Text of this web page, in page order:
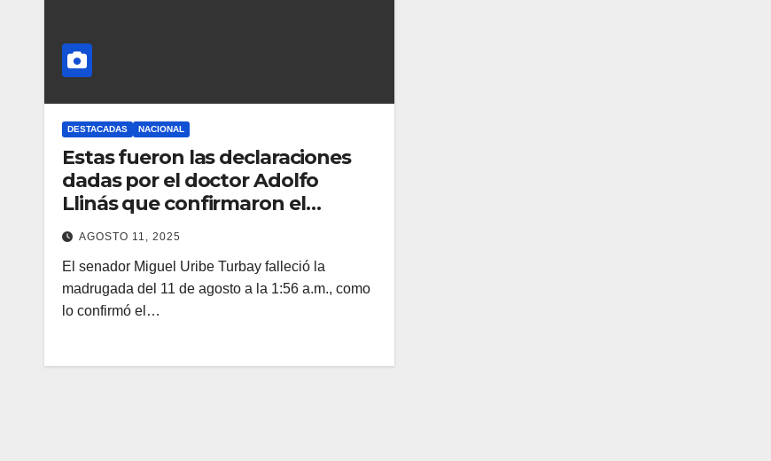
DESTACADAS NACIONAL
Estas fueron las declaraciones
dadas por el doctor Adolfo
Llinás que confirmaron el
muerte del senador Miguel
Uribe Turbay
AGOSTO 11, 2025
El senador Miguel Uribe Turbay falleció la
madrugada del 11 de agosto a la 1:56 a.m., como
lo confirmó el…